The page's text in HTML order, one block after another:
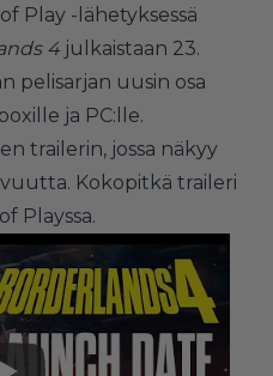
Play -lähetyksessä
4 julkaistaan 23.
pelisarjan uusin osa
ja PC:lle.
trailerin, jossa näkyy
Kokopitkä traileri
Playssa.